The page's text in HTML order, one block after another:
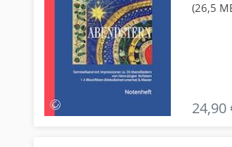
(26,5
24,90